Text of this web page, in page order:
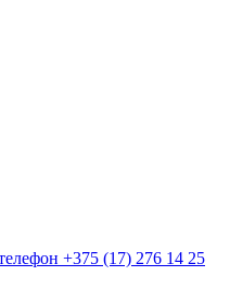
+375 (17) 276 14 25